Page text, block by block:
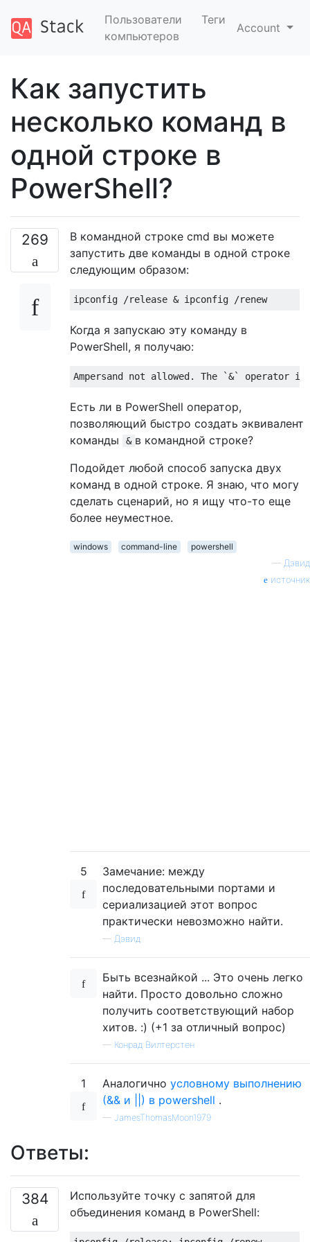
Пользователи
компьютеров
Теги
Account
Как запустить
несколько команд в
одной строке в
PowerShell?
269
В командной строке cmd вы можете
запустить две команды в одной строке
следующим образом:
Когда я запускаю эту команду в
PowerShell, я получаю:
Есть ли в PowerShell оператор,
позволяющий быстро создать эквивалент
команды
& в командной строке?
Подойдет любой способ запуска двух
команд в одной строке. Я знаю, что могу
сделать сценарий, но я ищу что-то еще
более неуместное.
windows command-line
powershell
— Дэвид
источник
5
Замечание: между
последовательными портами и
сериализацией этот вопрос
практически невозможно найти.
— Дэвид
Быть всезнайкой ... Это очень легко
найти. Просто довольно сложно
получить соответствующий набор
хитов. :) (+1 за отличный вопрос)
— Конрад Вилтерстен
1 Аналогично условному выполнению
(&& и ||) в powershell .
— JamesThomasMoon1979
Ответы:
384
Используйте точку с запятой для
объединения команд в PowerShell: